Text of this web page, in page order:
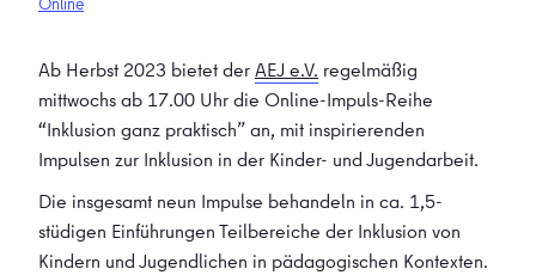
Ab Herbst 2023 bietet derAEJ e.V. regelmäßig
mittwochs ab 17.00 Uhr die Online-Impuls-Reihe
“Inklusion ganz praktisch” an, mit inspirierenden
Impulsen zur Inklusion in der Kinder- und Jugendarbeit.
Die insgesamt neun Impulse behandeln in ca. 1,5-
stüdigen Einführungen Teilbereiche der Inklusion von
Kindern und Jugendlichen in pädagogischen Kontexten.